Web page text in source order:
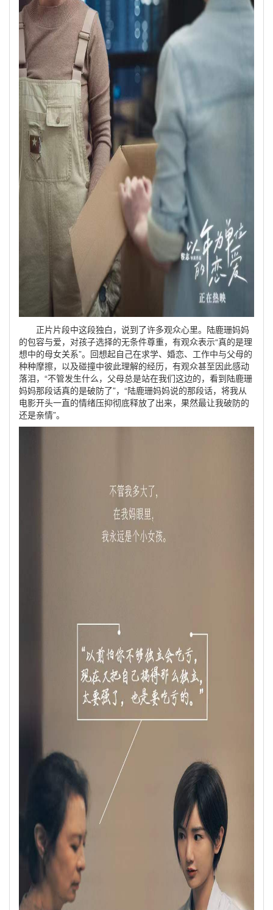
正片片段中这段独白，说到了许多观众心里。陆鹿珊妈妈
的包容与爱，对孩子选择的无条件尊重，有观众表示“真的是理
想中的母女关系”。回想起自己在求学、婚恋、工作中与父母的
种种摩擦，以及碰撞中彼此理解的经历，有观众甚至因此感动
落泪，“不管发生什么，父母总是站在我们这边的，看到陆鹿珊
妈妈那段话真的是破防了”，“陆鹿珊妈妈说的那段话，将我从
电影开头一直的情绪压抑彻底释放了出来，果然最让我破防的
还是亲情”。